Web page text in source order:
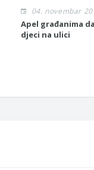
04. novembar
Apel građanima
djeci na ulici